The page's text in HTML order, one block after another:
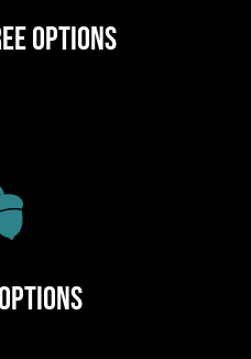
Options